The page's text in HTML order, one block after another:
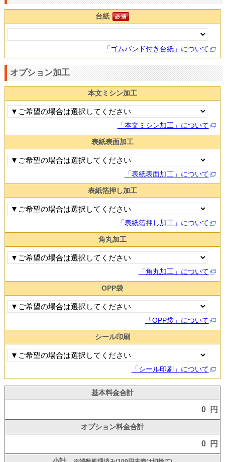
台紙
「ゴムバンド付き台紙」について
オプション加工
本文ミシン加工
「本文ミシン加工」について
表紙表面加工
「表紙表面加工」について
表紙箔押し加工
「表紙箔押し加工」について
角丸加工
「角丸加工」について
OPP袋
「OPP袋」について
シール印刷
「シール印刷」について
基本料金合計
0 円
オプション料金合計
0 円